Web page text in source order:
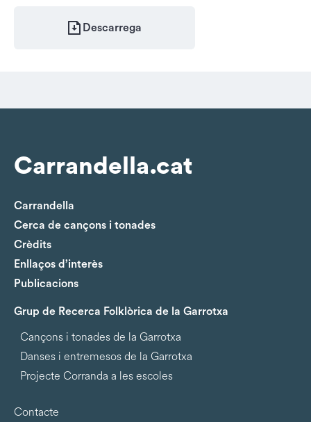
Descarrega
Carrandella.cat
Carrandella
Cerca de cançons i tonades
Crèdits
Enllaços d’interès
Publicacions
Grup de Recerca Folklòrica de la Garrotxa
Cançons i tonades de la Garrotxa
Danses i entremesos de la Garrotxa
Projecte Corranda a les escoles
Contacte